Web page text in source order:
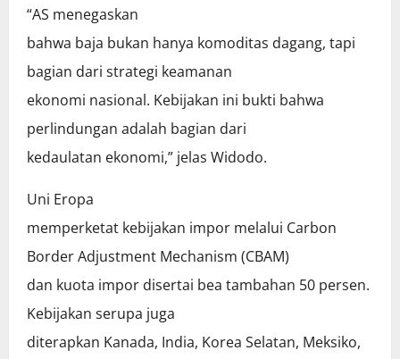
“AS menegaskan
bahwa baja bukan hanya komoditas dagang, tapi
bagian dari strategi keamanan
ekonomi nasional. Kebijakan ini bukti bahwa
perlindungan adalah bagian dari
kedaulatan ekonomi,” jelas Widodo.
Uni Eropa
memperketat kebijakan impor melalui Carbon
Border Adjustment Mechanism (CBAM)
dan kuota impor disertai bea tambahan 50 persen.
Kebijakan serupa juga
diterapkan Kanada, India, Korea Selatan, Meksiko,